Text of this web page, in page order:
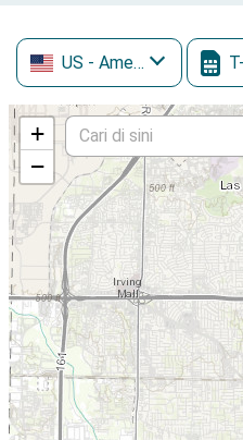
US - Amerika Serikat
+
−